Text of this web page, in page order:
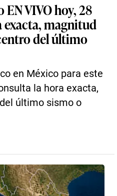
VIVO hoy, 28
magnitud
del último
en México para este
la hora exacta,
último sismo o